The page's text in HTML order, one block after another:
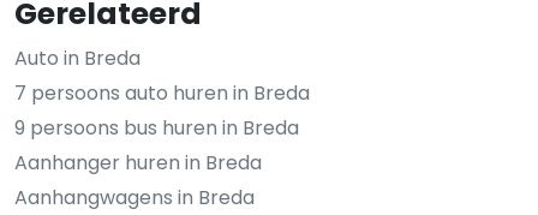
Gerelateerd
Auto in Breda
7 persoons auto huren in Breda
9 persoons bus huren in Breda
Aanhanger huren in Breda
Aanhangwagens in Breda